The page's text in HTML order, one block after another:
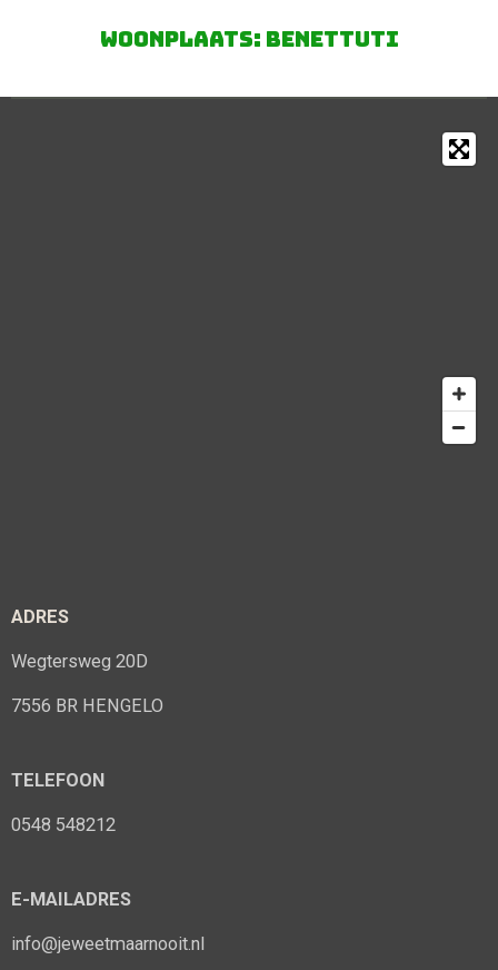
Woonplaats: benettuti
ADRES
Wegtersweg 20D
7556 BR HENGELO
TELEFOON
0548 548212
E-MAILADRES
info@jeweetmaarnooit.nl